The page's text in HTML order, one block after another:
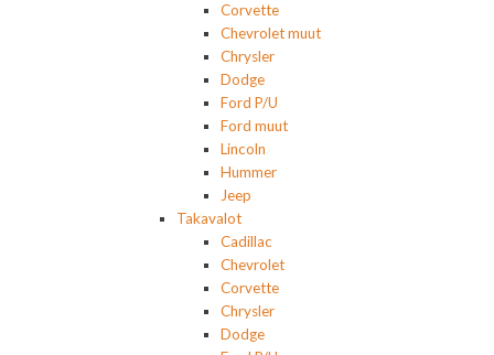
Corvette
Chevrolet muut
Chrysler
Dodge
Ford P/U
Ford muut
Lincoln
Hummer
Jeep
Takavalot
Cadillac
Chevrolet
Corvette
Chrysler
Dodge